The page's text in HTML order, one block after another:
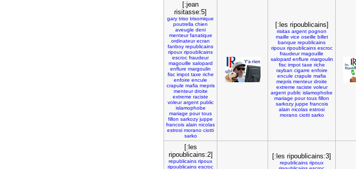
[:jean
risitasse:5]
gary triso trisomique
poutrella chien
aveugle deni
menteur fanatique
ordinateur ecran
fanboy republicains
ripoux ripoublicains
escroc fraudeur
magouille salopard
enflure margoulin
fisc impot taxe riche
enfoire encule
crapule mafia mepris
menteur droite
extreme raciste
voleur argent public
islamophobe
mariage pour tous
fillon sarkozy juppe
francois alain nicolas
estrosi morano ciotti
sarko
[:les ripoublicains]
risitas argent pognon
maille vice oseille billet
banque republicains
ripoux ripoublicains escroc
fraudeur magouille
salopard enflure margoulin
fisc impot taxe riche
rayban cigarre enfoire
encule crapule mafia
mepris menteur droite
extreme raciste voleur
argent public islamophobe
mariage pour tous fillon
sarkozy juppe francois
alain nicolas estrosi
morano ciotti sarko
[:les
ripoublicains:2]
republicains ripoux
ripoublicains escroc
[:les ripoublicains:3]
republicains ripoux